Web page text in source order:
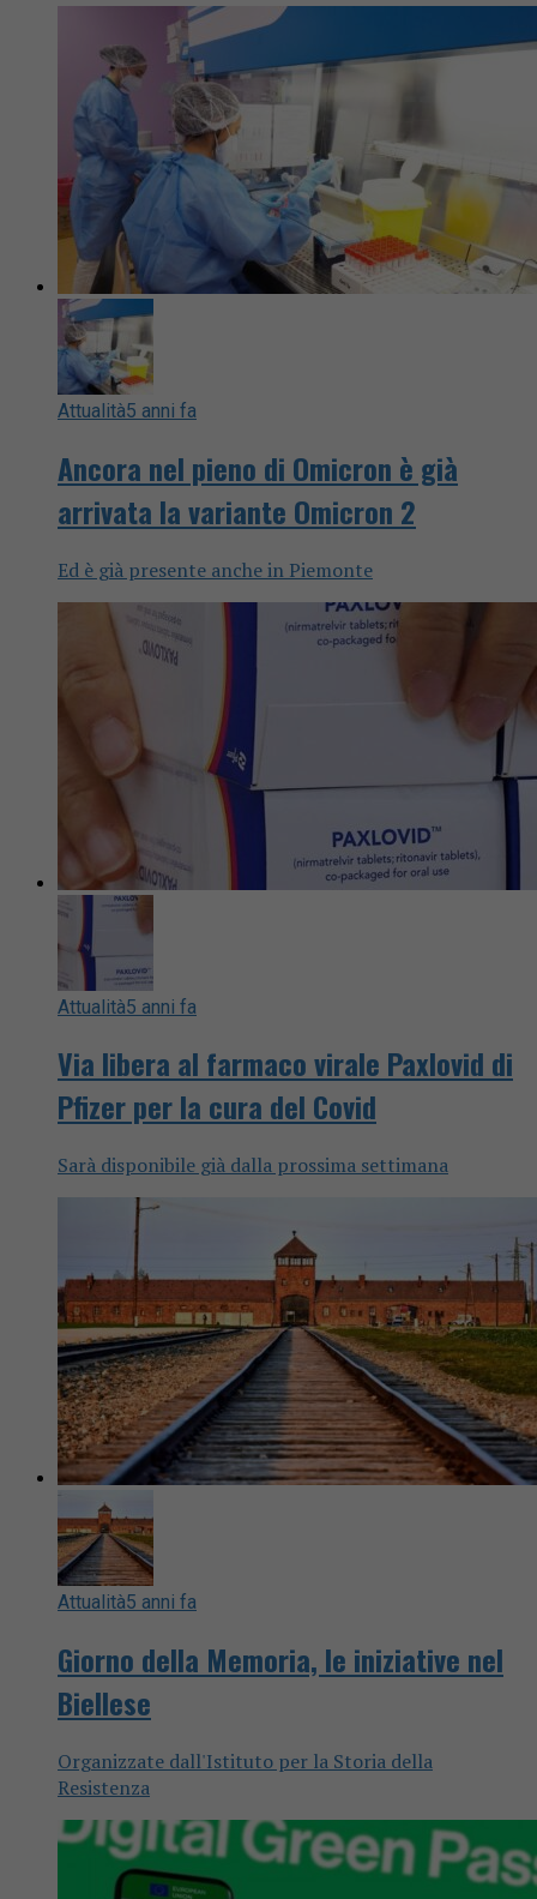
Attualità5 anni fa
Ancora nel pieno di Omicron è già
arrivata la variante Omicron 2
Ed è già presente anche in Piemonte
Attualità5 anni fa
Via libera al farmaco virale Paxlovid di
Pfizer per la cura del Covid
Sarà disponibile già dalla prossima settimana
Attualità5 anni fa
Giorno della Memoria, le iniziative nel
Biellese
Organizzate dall'Istituto per la Storia della
Resistenza